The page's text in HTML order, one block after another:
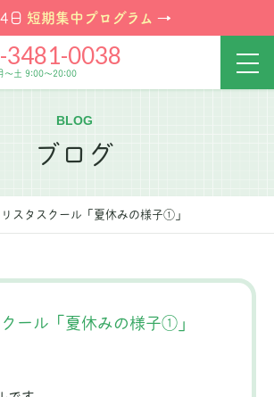
日 短期集中プログラム →
3481-0038
～土 9:00～20:00
BLOG
ブログ
リスタスクール「夏休みの様子①」
ール「夏休みの様子①」